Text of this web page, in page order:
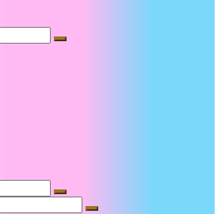
Suche
Suche